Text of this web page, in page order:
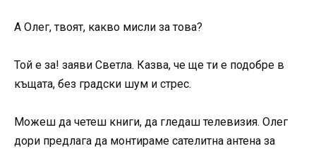
А Олег, твоят, какво мисли за това?
Той е за! заяви Светла. Казва, че ще ти е подобре в
къщата, без градски шум и стрес.
Можеш да четеш книги, да гледаш телевизия. Олег
дори предлага да монтираме сателитна антена за